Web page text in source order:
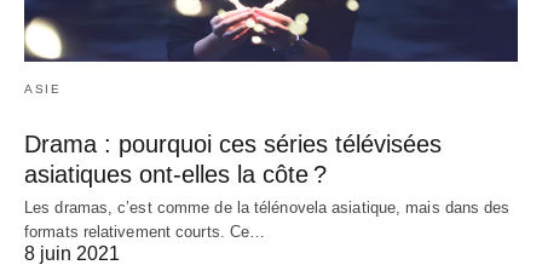
ASIE
Drama : pourquoi ces séries télévisées
asiatiques ont-elles la côte ?
Les dramas, c’est comme de la télénovela asiatique, mais dans des
formats relativement courts. Ce…
8 juin 2021